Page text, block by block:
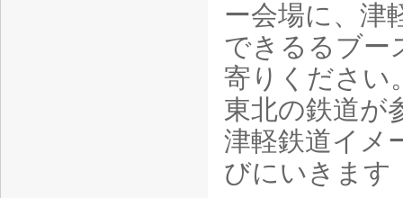
ー会場に、津
できるるブー
寄りください
東北の鉄道が
津軽鉄道イメ
びにいきます